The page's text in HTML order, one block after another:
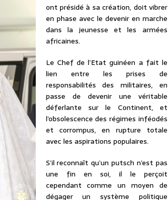
ont présidé à sa création, doit vibrer
en phase avec le devenir en marche
dans la jeunesse et les armées
africaines.
Le Chef de l’Etat guinéen a fait le
lien entre les prises de
responsabilités des militaires, en
passe de devenir une véritable
déferlante sur le Continent, et
l’obsolescence des régimes inféodés
et corrompus, en rupture totale
avec les aspirations populaires.
S’il reconnaît qu’un putsch n’est pas
une fin en soi, il le perçoit
cependant comme un moyen de
dégager un système politique